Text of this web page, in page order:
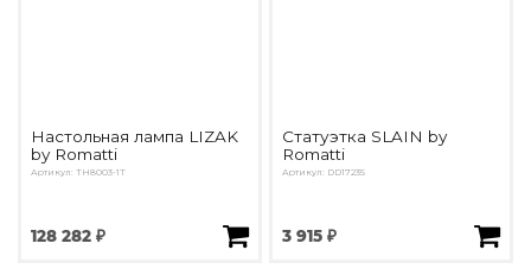
Настольная лампа LIZAK
by Romatti
Артикул: TH8003-1T
128 282 ₽
Статуэтка SLAIN by
Romatti
Артикул: DD17235
3 915 ₽